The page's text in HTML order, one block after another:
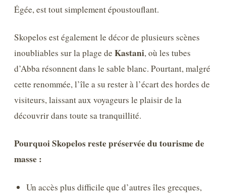
Égée, est tout simplement époustouflant.
Skopelos est également le décor de plusieurs scènes
inoubliables sur la plage de Kastani, où les tubes
d’Abba résonnent dans le sable blanc. Pourtant, malgré
cette renommée, l’île a su rester à l’écart des hordes de
visiteurs, laissant aux voyageurs le plaisir de la
découvrir dans toute sa tranquillité.
Pourquoi Skopelos reste préservée du tourisme de
masse :
Un accès plus difficile que d’autres îles grecques,